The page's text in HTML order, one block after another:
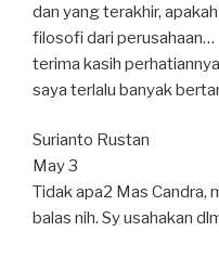
dan yang terakhir,
filosofi dari perusahaan…
terima kasih
saya terlalu banyak
Surianto Rustan
May 3
Tidak apa2 Mas Candra,
balas nih. Sy usahakan